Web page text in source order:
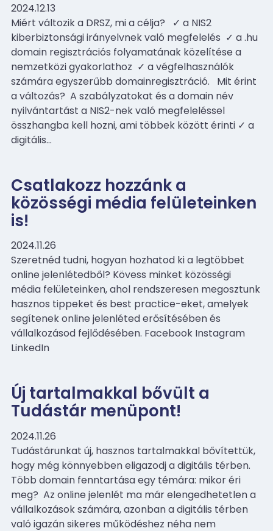
2024.12.13
Miért változik a DRSZ, mi a célja? ✓ a NIS2
kiberbiztonsági irányelvnek való megfelelés ✓ a .hu
domain regisztrációs folyamatának közelítése a
nemzetközi gyakorlathoz ✓ a végfelhasználók
számára egyszerűbb domainregisztráció. Mit érint
a változás? A szabályzatokat és a domain név
nyilvántartást a NIS2-nek való megfeleléssel
összhangba kell hozni, ami többek között érinti ✓ a
digitális…
Csatlakozz hozzánk a
közösségi média felületeinken
is!
2024.11.26
Szeretnéd tudni, hogyan hozhatod ki a legtöbbet
online jelenlétedből? Kövess minket közösségi
média felületeinken, ahol rendszeresen megosztunk
hasznos tippeket és best practice-eket, amelyek
segítenek online jelenléted erősítésében és
vállalkozásod fejlődésében. Facebook Instagram
LinkedIn
Új tartalmakkal bővült a
Tudástár menüpont!
2024.11.26
Tudástárunkat új, hasznos tartalmakkal bővítettük,
hogy még könnyebben eligazodj a digitális térben.
Több domain fenntartása egy témára: mikor éri
meg? Az online jelenlét ma már elengedhetetlen a
vállalkozások számára, azonban a digitális térben
való igazán sikeres működéshez néha nem